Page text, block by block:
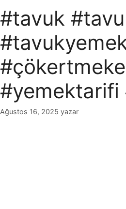
#tavuk
#yemektarifi
Ağustos 16, 2025 yazar